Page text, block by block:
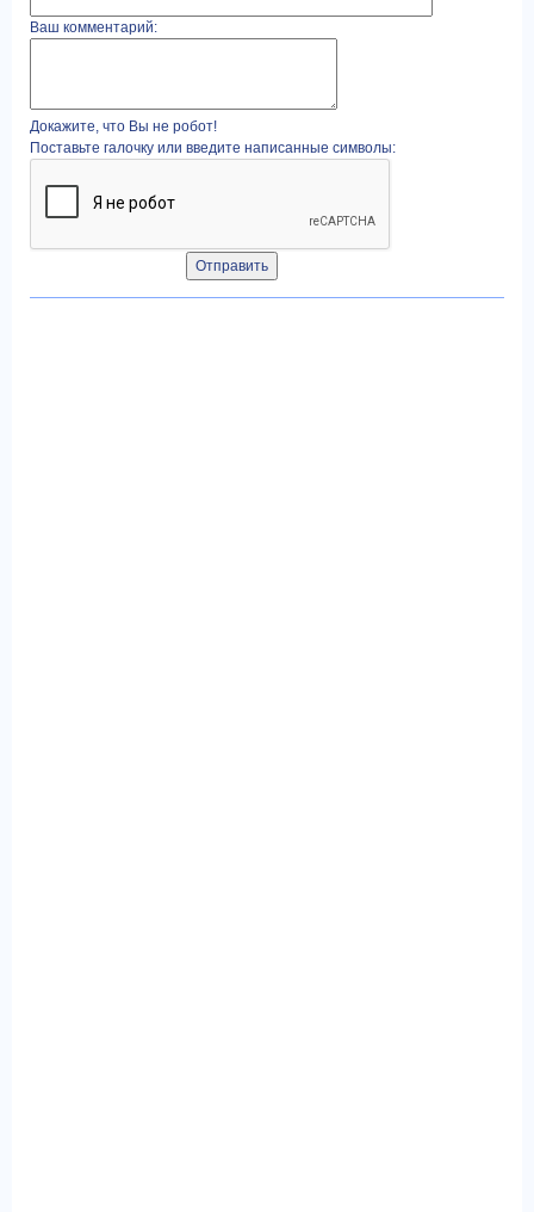
Ваш комментарий:
Докажите, что Вы не робот!
Поставьте галочку или введите написанные символы: